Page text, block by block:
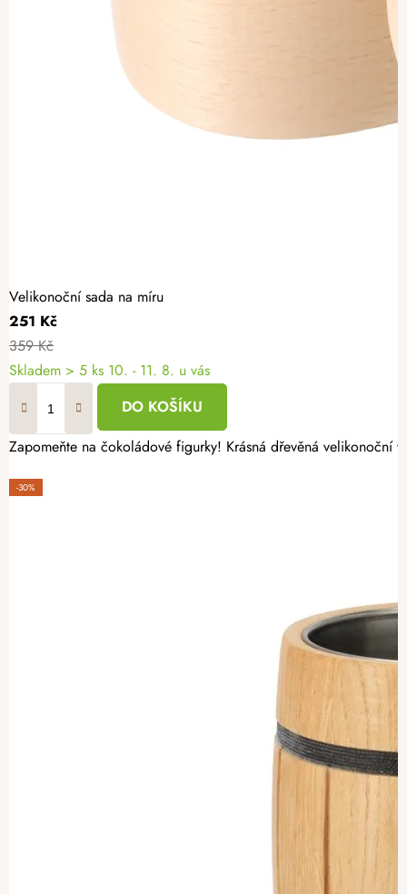
Velikonoční sada na míru
251 Kč
359 Kč
Skladem > 5 ks 10. - 11. 8. u vás
DO KOŠÍKU
Zapomeňte na čokoládové figurky! Krásná dřevěná velikonoční
-30%